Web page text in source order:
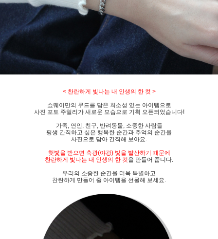
< 찬란하게 빛나는 내 인생의 한 컷 >
쇼웨이만의 무드를 담은 희소성 있는 아이템으로
사진 포토 주얼리가 새로운 모습으로 기획 오픈되었습니다!
가족, 연인, 친구, 반려동물, 소중한 사람들
평생 간직하고 싶은 행복한 순간과 추억의 순간을
사진으로 담아 간직해 보아요.
햇빛을 받으면 축광(야광) 빛을 발산하기 때문에
찬란하게 빛나는 내 인생의 한 컷을 만들어 줍니다.
우리의 소중한 순간을 더욱 특별하고
찬란하게 만들어 줄 아이템을 선물해 보세요.